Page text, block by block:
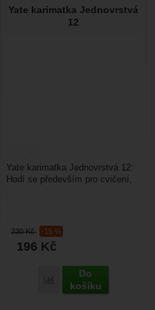
recenze.
Yate karimatka Jednovrstvá
12
230Kč -15 %
196 Kč
Porovnat
Do
košíku
Yate karimatka Jednovrstvá 12:
Hodí se především pro cvičení,